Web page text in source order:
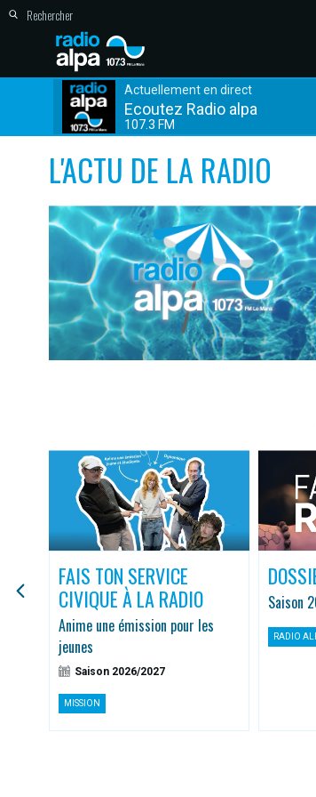
Actuellement en direct
Ecoutez Radio alpa
107.3 FM
L'ACTU DE LA RADIO
FAIS TON SERVICE
CIVIQUE À LA RADIO
Anime une émission pour les
jeunes
Saison 2026/2027
MISSION
Saison
RADIO